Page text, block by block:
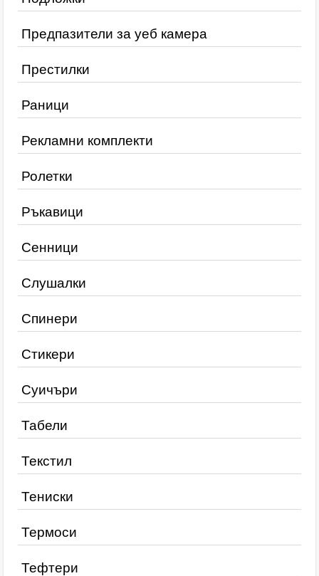
Предпазители за уеб камера
Престилки
Раници
Рекламни комплекти
Ролетки
Ръкавици
Сенници
Слушалки
Спинери
Стикери
Суичъри
Табели
Текстил
Тениски
Термоси
Тефтери